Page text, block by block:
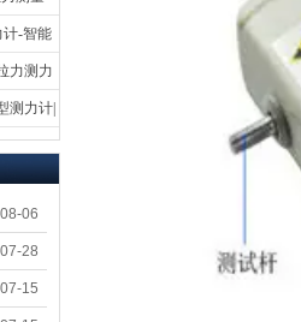
计-智能
力测力
测力计|
06
28
15